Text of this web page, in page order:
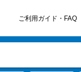
ご利用ガイド・FAQ